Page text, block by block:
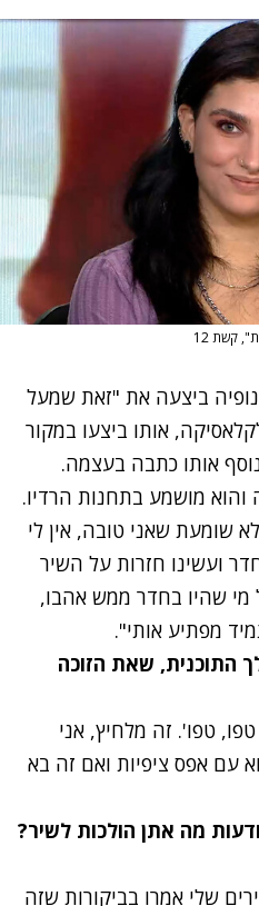
קשת 12
נופיה ביצעה את "זאת שמעל
אותו ביצעו במקור
אותו כתבה בעצמה.
מושמע בתחנות הרדיו.
שומעת שאני טובה, אין לי
ועשינו חזרות על השיר
מי שהיו בחדר ממש אהבו,
מפתיע אותי".
התוכנית, שאת הזוכה
טפו'. זה מלחיץ, אני
עם אפס ציפיות ואם זה בא
מה אתן הולכות לשיר?
שלי אמרו בביקורות שזה